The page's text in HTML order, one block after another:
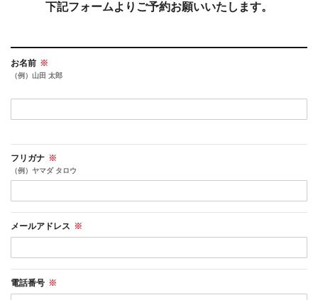
下記フォームよりご予約お願いいたします。
お名前 ※
（例）山田 太郎
フリガナ ※
（例）ヤマダ タロウ
メールアドレス ※
電話番号 ※